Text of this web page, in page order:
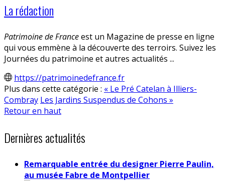
La rédaction
Patrimoine de Franceest un Magazine de presse en ligne
qui vous emmène à la découverte des terroirs. Suivez les
Journées du patrimoine et autres actualités ...
https://patrimoinedefrance.fr
Plus dans cette catégorie : « Le Pré Catelan à Illiers-
Combray Les Jardins Suspendus de Cohons »
Retour en haut
Dernières actualités
Remarquable entrée du designer Pierre Paulin,
au musée Fabre de Montpellier